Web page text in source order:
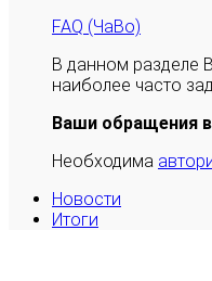
FAQ (ЧаВо)
В данном разделе
наиболее часто
Ваши обращения
Необходима
Новости
Итоги